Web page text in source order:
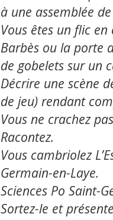
à une assemblée
Vous êtes un flic
Barbès ou la porte
de gobelets sur un
Décrire une scène
de jeu) rendant
Vous ne crachez
Racontez.
Vous cambriolez
Germain-en-Laye.
Sciences Po Saint-
Sortez-le et